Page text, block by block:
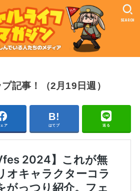
SEARCH
記事！（2月19日週）
ェア はてブ 送る